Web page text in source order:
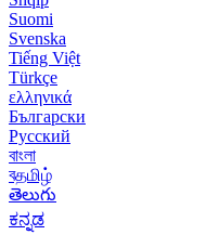
Suomi
Svenska
Tiếng Việt
Türkçe
ελληνικά
Български
Русский
বাংলা
বதமிழ்
తెలుగు
ಕನ್ನಡ